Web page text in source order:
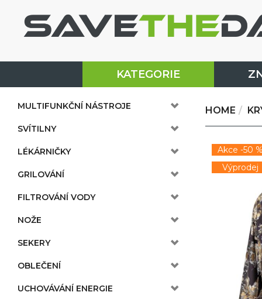
KATEGORIE
MULTIFUNKČNÍ NÁSTROJE
SVÍTILNY
LÉKÁRNIČKY
GRILOVÁNÍ
FILTROVÁNÍ VODY
NOŽE
SEKERY
OBLEČENÍ
UCHOVÁVÁNÍ ENERGIE
HOME
Akce -50 %
Výprodej